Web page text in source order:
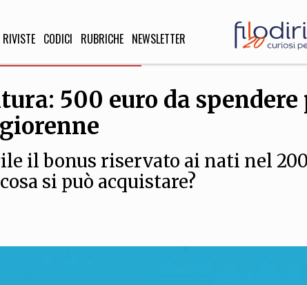
RIVISTE CODICI RUBRICHE NEWSLETTER
SOCIETÀ
Politica, Attualità,
500 euro da spendere
il bonus riservato ai nati nel
si può acquistare?